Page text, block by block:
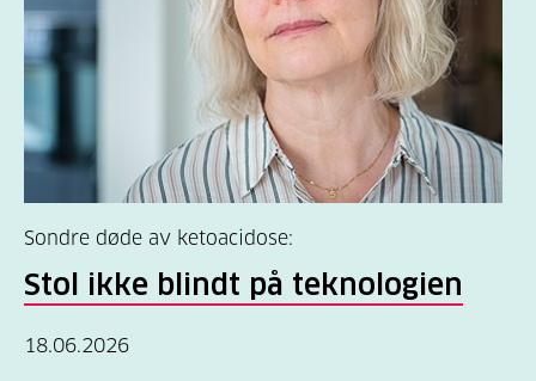
Sondre døde av ketoacidose:
Stol ikke blindt på teknologien
18.06.2026